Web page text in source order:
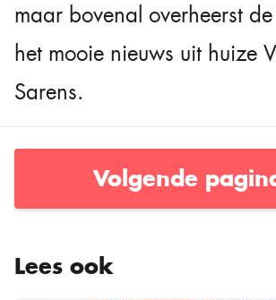
maar bovenal overheerst
het mooie nieuws uit huize
Sarens.
Volgende
Lees ook